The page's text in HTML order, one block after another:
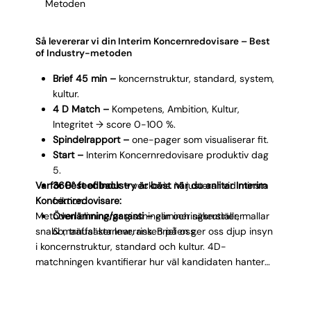
säkerställer att kompetensen finns, noggrannheten
håller. Effekt: Tid sparas, risk minskar,
koncernrapporten levereras.
Metoden
Så levererar vi din Interim Koncernredovisare – Best
of Industry-metoden
Brief 45 min – koncernstruktur, standard, system,
kultur.
4 D Match – Kompetens, Ambition, Kultur,
Integritet → score 0-100 %.
Spindelrapport – one-pager som visualiserar fit.
Start – Interim Koncernredovisare produktiv dag
5.
360° feedback –veckovis. Vi justerar vid minsta
friktion.
Överlämning/garanti –elimineringsrutiner, mallar
& manual stannar, risken på oss.
Varför Best of Industry är bäst när du anlitar Interim
Koncernredovisare:
Metoden eliminerar gissningar och säkerställer
snabb, träffsäker leverans. Briefen ger oss djup insyn
i koncernstruktur, standard och kultur. 4D-
matchningen kvantifierar hur väl kandidaten hanterar